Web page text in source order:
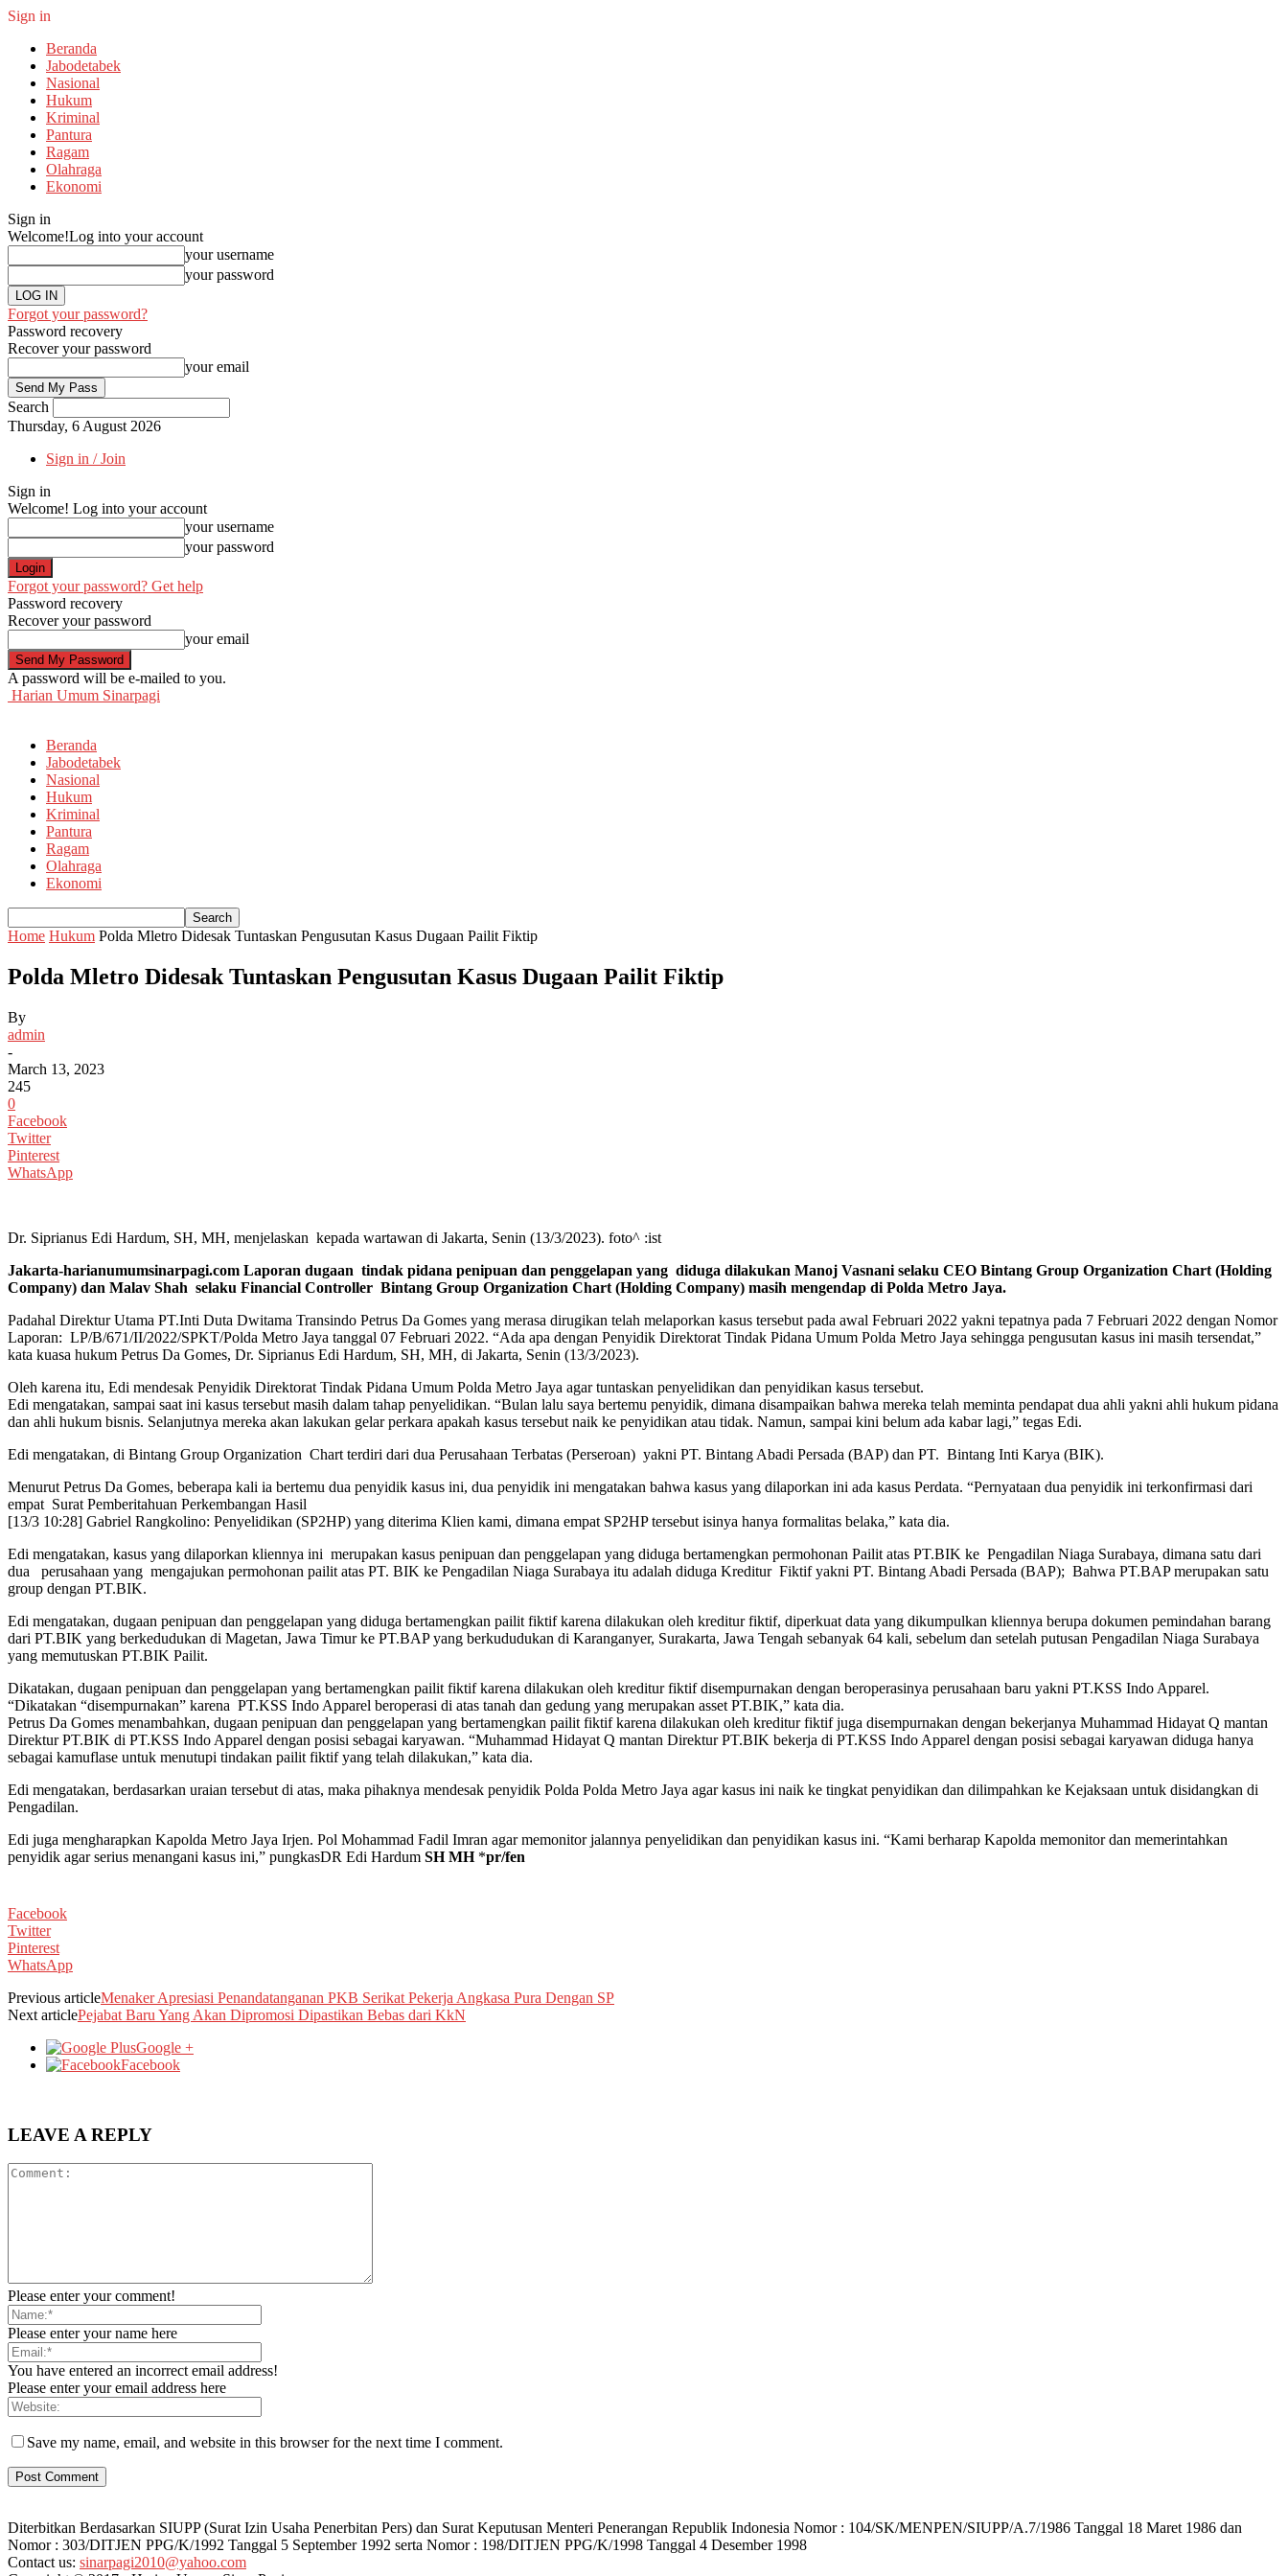
Sign in
Beranda
Jabodetabek
Nasional
Hukum
Kriminal
Pantura
Ragam
Olahraga
Ekonomi
Sign in
Welcome!Log into your account
your username
your password
Forgot your password?
Password recovery
Recover your password
your email
Search
Thursday, 6 August 2026
Sign in / Join
Sign in
Welcome! Log into your account
your username
your password
Forgot your password? Get help
Password recovery
Recover your password
your email
A password will be e-mailed to you.
Harian Umum Sinarpagi
Beranda
Jabodetabek
Nasional
Hukum
Kriminal
Pantura
Ragam
Olahraga
Ekonomi
Home Hukum Polda Mletro Didesak Tuntaskan Pengusutan Kasus Dugaan Pailit Fiktip
Polda Mletro Didesak Tuntaskan Pengusutan Kasus Dugaan Pailit Fiktip
By
admin
-
March 13, 2023
245
0
Facebook
Twitter
Pinterest
WhatsApp
Dr. Siprianus Edi Hardum, SH, MH, menjelaskan kepada wartawan di Jakarta, Senin (13/3/2023). foto^ :ist
Jakarta-harianumumsinarpagi.com Laporan dugaan tindak pidana penipuan dan penggelapan yang diduga dilakukan Manoj Vasnani selaku CEO Bintang Group Organization Chart (Holding
Company) dan Malav Shah selaku Financial Controller Bintang Group Organization Chart (Holding Company) masih mengendap di Polda Metro Jaya.
Padahal Direktur Utama PT.Inti Duta Dwitama Transindo Petrus Da Gomes yang merasa dirugikan telah melaporkan kasus tersebut pada awal Februari 2022 yakni tepatnya pada 7 Februari 2022 dengan Nomor
Laporan: LP/B/671/II/2022/SPKT/Polda Metro Jaya tanggal 07 Februari 2022. “Ada apa dengan Penyidik Direktorat Tindak Pidana Umum Polda Metro Jaya sehingga pengusutan kasus ini masih tersendat,”
kata kuasa hukum Petrus Da Gomes, Dr. Siprianus Edi Hardum, SH, MH, di Jakarta, Senin (13/3/2023).
Oleh karena itu, Edi mendesak Penyidik Direktorat Tindak Pidana Umum Polda Metro Jaya agar tuntaskan penyelidikan dan penyidikan kasus tersebut.
Edi mengatakan, sampai saat ini kasus tersebut masih dalam tahap penyelidikan. “Bulan lalu saya bertemu penyidik, dimana disampaikan bahwa mereka telah meminta pendapat dua ahli yakni ahli hukum pidana
dan ahli hukum bisnis. Selanjutnya mereka akan lakukan gelar perkara apakah kasus tersebut naik ke penyidikan atau tidak. Namun, sampai kini belum ada kabar lagi,” tegas Edi.
Edi mengatakan, di Bintang Group Organization Chart terdiri dari dua Perusahaan Terbatas (Perseroan) yakni PT. Bintang Abadi Persada (BAP) dan PT. Bintang Inti Karya (BIK).
Menurut Petrus Da Gomes, beberapa kali ia bertemu dua penyidik kasus ini, dua penyidik ini mengatakan bahwa kasus yang dilaporkan ini ada kasus Perdata. “Pernyataan dua penyidik ini terkonfirmasi dari
empat Surat Pemberitahuan Perkembangan Hasil
[13/3 10:28] Gabriel Rangkolino: Penyelidikan (SP2HP) yang diterima Klien kami, dimana empat SP2HP tersebut isinya hanya formalitas belaka,” kata dia.
Edi mengatakan, kasus yang dilaporkan kliennya ini merupakan kasus penipuan dan penggelapan yang diduga bertamengkan permohonan Pailit atas PT.BIK ke Pengadilan Niaga Surabaya, dimana satu dari
dua perusahaan yang mengajukan permohonan pailit atas PT. BIK ke Pengadilan Niaga Surabaya itu adalah diduga Kreditur Fiktif yakni PT. Bintang Abadi Persada (BAP); Bahwa PT.BAP merupakan satu
group dengan PT.BIK.
Edi mengatakan, dugaan penipuan dan penggelapan yang diduga bertamengkan pailit fiktif karena dilakukan oleh kreditur fiktif, diperkuat data yang dikumpulkan kliennya berupa dokumen pemindahan barang
dari PT.BIK yang berkedudukan di Magetan, Jawa Timur ke PT.BAP yang berkududukan di Karanganyer, Surakarta, Jawa Tengah sebanyak 64 kali, sebelum dan setelah putusan Pengadilan Niaga Surabaya
yang memutuskan PT.BIK Pailit.
Dikatakan, dugaan penipuan dan penggelapan yang bertamengkan pailit fiktif karena dilakukan oleh kreditur fiktif disempurnakan dengan beroperasinya perusahaan baru yakni PT.KSS Indo Apparel.
“Dikatakan “disempurnakan” karena PT.KSS Indo Apparel beroperasi di atas tanah dan gedung yang merupakan asset PT.BIK,” kata dia.
Petrus Da Gomes menambahkan, dugaan penipuan dan penggelapan yang bertamengkan pailit fiktif karena dilakukan oleh kreditur fiktif juga disempurnakan dengan bekerjanya Muhammad Hidayat Q mantan
Direktur PT.BIK di PT.KSS Indo Apparel dengan posisi sebagai karyawan. “Muhammad Hidayat Q mantan Direktur PT.BIK bekerja di PT.KSS Indo Apparel dengan posisi sebagai karyawan diduga hanya
sebagai kamuflase untuk menutupi tindakan pailit fiktif yang telah dilakukan,” kata dia.
Edi mengatakan, berdasarkan uraian tersebut di atas, maka pihaknya mendesak penyidik Polda Polda Metro Jaya agar kasus ini naik ke tingkat penyidikan dan dilimpahkan ke Kejaksaan untuk disidangkan di
Pengadilan.
Edi juga mengharapkan Kapolda Metro Jaya Irjen. Pol Mohammad Fadil Imran agar memonitor jalannya penyelidikan dan penyidikan kasus ini. “Kami berharap Kapolda memonitor dan memerintahkan
penyidik agar serius menangani kasus ini,” pungkasDR Edi Hardum SH MH*pr/fen
Facebook
Twitter
Pinterest
WhatsApp
Previous articleMenaker Apresiasi Penandatanganan PKB Serikat Pekerja Angkasa Pura Dengan SP
Next articlePejabat Baru Yang Akan Dipromosi Dipastikan Bebas dari KkN
Google +
Facebook
LEAVE A REPLY
Please enter your comment!
Please enter your name here
You have entered an incorrect email address!
Please enter your email address here
Save my name, email, and website in this browser for the next time I comment.
Diterbitkan Berdasarkan SIUPP (Surat Izin Usaha Penerbitan Pers) dan Surat Keputusan Menteri Penerangan Republik Indonesia Nomor : 104/SK/MENPEN/SIUPP/A.7/1986 Tanggal 18 Maret 1986 dan
Nomor : 303/DITJEN PPG/K/1992 Tanggal 5 September 1992 serta Nomor : 198/DITJEN PPG/K/1998 Tanggal 4 Desember 1998
Contact us: sinarpagi2010@yahoo.com